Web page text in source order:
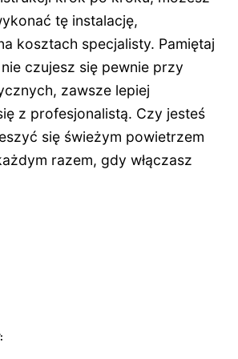
tę instalację,
kosztach specjalisty. Pamiętaj
czujesz się pewnie przy
zawsze lepiej
z profesjonalistą. Czy jesteś
się świeżym powietrzem
razem, gdy włączasz